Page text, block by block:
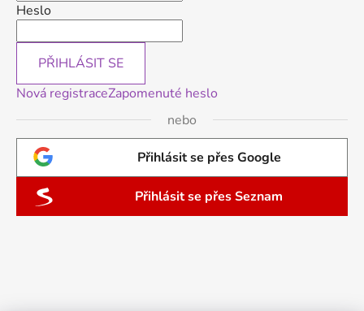
Heslo
PŘIHLÁSIT SE
Nová registraceZapomenuté heslo
nebo
Přihlásit se přes Google
Přihlásit se přes Seznam